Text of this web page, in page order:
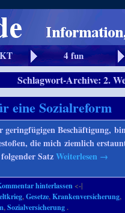
4 fun
Schlagwort-Archive:2.
eine Sozialreform
Beschäftigung,
die mich ziemlich
SatzWeiterlesen →
hinterlassen <-|
,Gesetze,Krankenversicherung,
,Sozialversicherung.